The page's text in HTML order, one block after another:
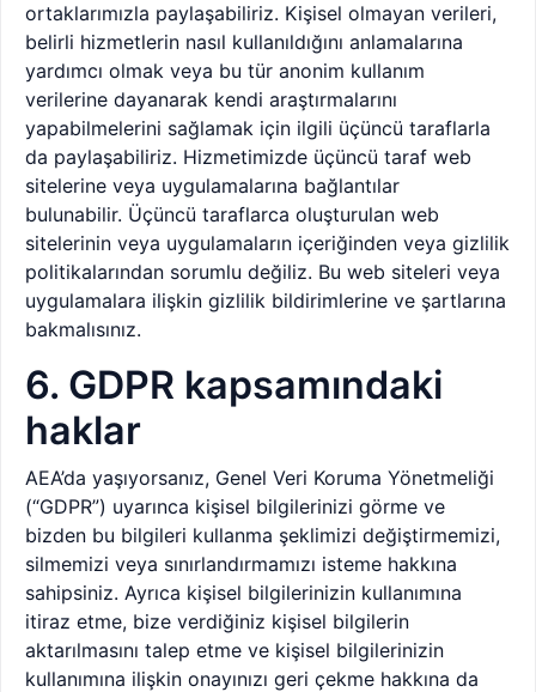
ortaklarımızla paylaşabiliriz. Kişisel olmayan verileri,
belirli hizmetlerin nasıl kullanıldığını anlamalarına
yardımcı olmak veya bu tür anonim kullanım
verilerine dayanarak kendi araştırmalarını
yapabilmelerini sağlamak için ilgili üçüncü taraflarla
da paylaşabiliriz. Hizmetimizde üçüncü taraf web
sitelerine veya uygulamalarına bağlantılar
bulunabilir. Üçüncü taraflarca oluşturulan web
sitelerinin veya uygulamaların içeriğinden veya gizlilik
politikalarından sorumlu değiliz. Bu web siteleri veya
uygulamalara ilişkin gizlilik bildirimlerine ve şartlarına
bakmalısınız.
6. GDPR kapsamındaki
haklar
AEA’da yaşıyorsanız, Genel Veri Koruma Yönetmeliği
(“GDPR”) uyarınca kişisel bilgilerinizi görme ve
bizden bu bilgileri kullanma şeklimizi değiştirmemizi,
silmemizi veya sınırlandırmamızı isteme hakkına
sahipsiniz. Ayrıca kişisel bilgilerinizin kullanımına
itiraz etme, bize verdiğiniz kişisel bilgilerin
aktarılmasını talep etme ve kişisel bilgilerinizin
kullanımına ilişkin onayınızı geri çekme hakkına da